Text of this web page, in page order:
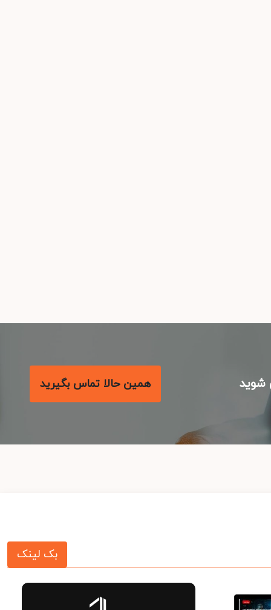
همین حالا تماس بگیرید
بک لینک